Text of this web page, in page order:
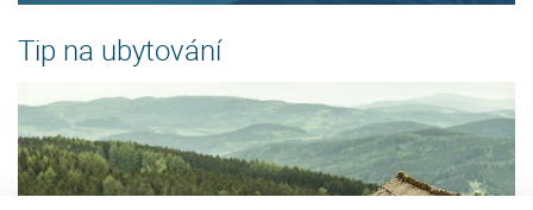
Tip na ubytování